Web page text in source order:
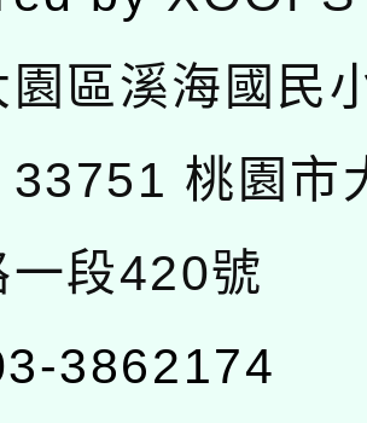
園區溪海國民
33751 桃園市
一段420號
3862174